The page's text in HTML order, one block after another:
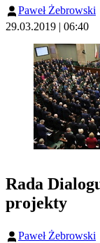
Paweł Żebrowski
29.03.2019 | 06:40
Rada
projekty
Paweł Żebrowski